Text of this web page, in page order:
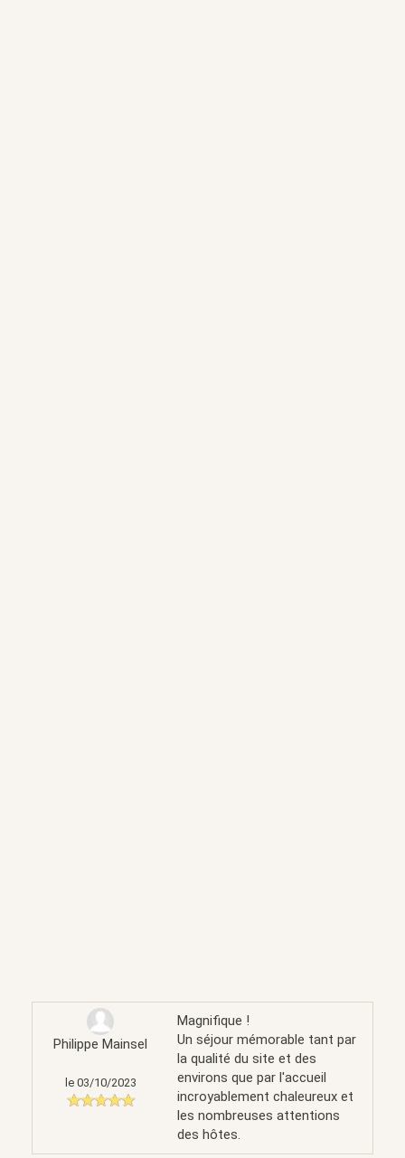
Philippe Mainsel
le 03/10/2023
Magnifique !
Un séjour mémorable tant par
la qualité du site et des
environs que par l'accueil
incroyablement chaleureux et
les nombreuses attentions
des hôtes.